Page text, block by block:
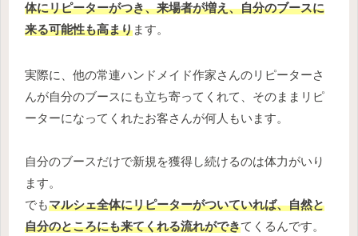
体にリピーターがつき、来場者が増え、自分のブースに
来る可能性も高まります。
実際に、他の常連ハンドメイド作家さんのリピーターさ
んが自分のブースにも立ち寄ってくれて、そのままリピ
ーターになってくれたお客さんが何人もいます。
自分のブースだけで新規を獲得し続けるのは体力がいり
ます。
でもマルシェ全体にリピーターがついていれば、自然と
自分のところにも来てくれる流れができてくるんです。